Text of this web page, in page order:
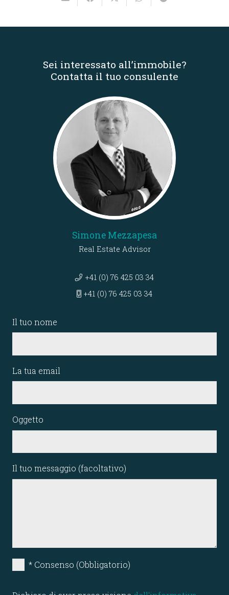
Sei interessato all’immobile?
Contatta il tuo consulente
Simone Mezzapesa
Real Estate Advisor
+41 (0) 76 425 03 34
+41 (0) 76 425 03 34
Il tuo nome
La tua email
Oggetto
Il tuo messaggio (facoltativo)
* Consenso (Obbligatorio)